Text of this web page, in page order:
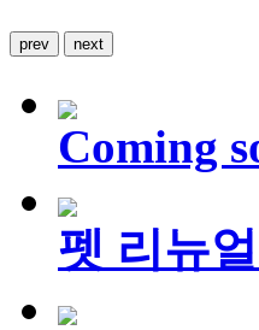
prev next
Coming
펫 리뉴얼